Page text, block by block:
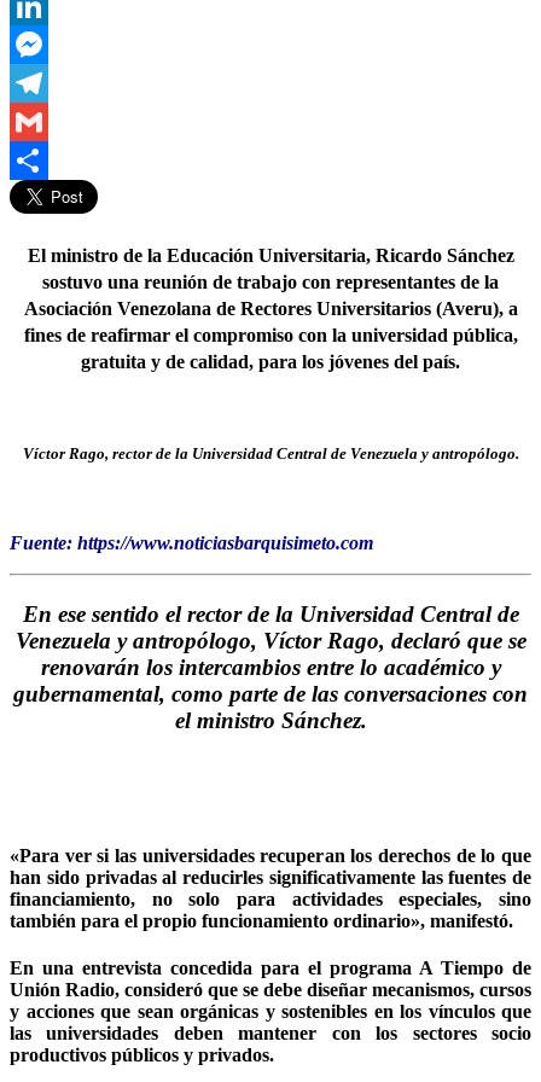
WhatsApp
LinkedIn
Messenger
Telegram
Gmail
Compartir
El ministro de la Educación Universitaria, Ricardo Sánchez
sostuvo una reunión de trabajo con representantes de la
Asociación Venezolana de Rectores Universitarios (Averu), a
fines de reafirmar el compromiso con la universidad pública,
gratuita y de calidad, para los jóvenes del país.
Víctor Rago, rector de la Universidad Central de Venezuela y antropólogo.
Fuente: https://www.noticiasbarquisimeto.com
En ese sentido el rector de la Universidad Central de
Venezuela y antropólogo, Víctor Rago, declaró que se
renovarán los intercambios entre lo académico y
gubernamental, como parte de las conversaciones con
el ministro Sánchez.
«Para ver si las universidades recuperan los derechos de lo que
han sido privadas al reducirles significativamente las fuentes de
financiamiento, no solo para actividades especiales, sino
también para el propio funcionamiento ordinario», manifestó.
En una entrevista concedida para el programa A Tiempo de
Unión Radio, consideró que se debe diseñar mecanismos, cursos
y acciones que sean orgánicas y sostenibles en los vínculos que
las universidades deben mantener con los sectores socio
productivos públicos y privados.